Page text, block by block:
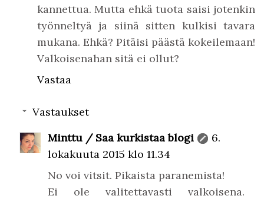
kannettua. Mutta ehkä tuota saisi jotenkin
työnneltyä ja siinä sitten kulkisi tavara
mukana. Ehkä? Pitäisi päästä kokeilemaan!
Valkoisenahan sitä ei ollut?
Vastaa
Vastaukset
Minttu / Saa kurkistaa blogi
6.
lokakuuta 2015 klo 11.34
No voi vitsit. Pikaista paranemista!
Ei ole valitettavasti valkoisena.